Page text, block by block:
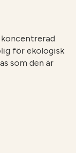
för ekologisk
som den är